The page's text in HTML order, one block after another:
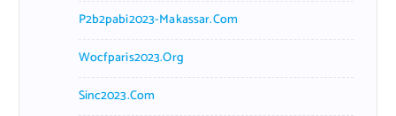
P2b2pabi2023-Makassar.com
Wocfparis2023.org
Sinc2023.com